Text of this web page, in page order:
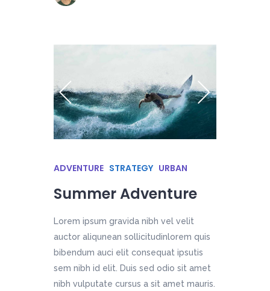
ADVENTURE STRATEGY URBAN
Summer Adventure
Lorem ipsum gravida nibh vel velit
auctor aliqunean sollicitudinlorem quis
bibendum auci elit consequat ipsutis
sem nibh id elit. Duis sed odio sit amet
nibh vulputate cursus a sit amet mauris.